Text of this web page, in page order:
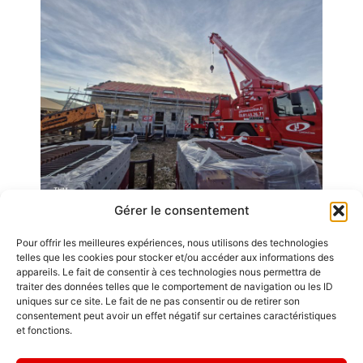
Gérer le consentement
Pour offrir les meilleures expériences, nous utilisons des technologies
telles que les cookies pour stocker et/ou accéder aux informations des
appareils. Le fait de consentir à ces technologies nous permettra de
traiter des données telles que le comportement de navigation ou les ID
uniques sur ce site. Le fait de ne pas consentir ou de retirer son
consentement peut avoir un effet négatif sur certaines caractéristiques
et fonctions.
Emplois
Contact / Accès
Mentions légalesGDL Construction